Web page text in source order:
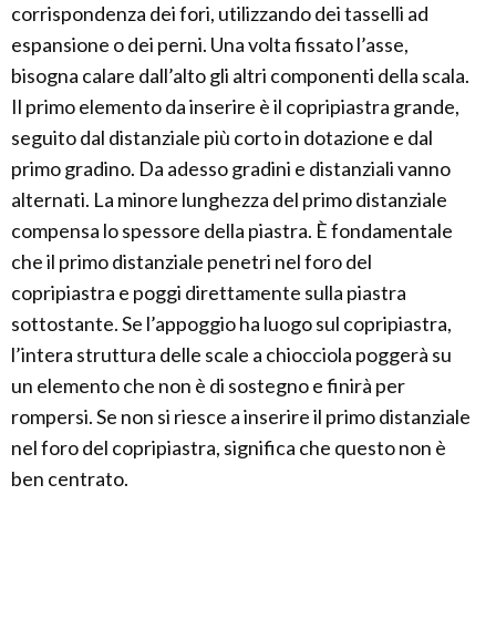
corrispondenza dei fori, utilizzando dei tasselli ad
espansione o dei perni. Una volta fissato l’asse,
bisogna calare dall’alto gli altri componenti della scala.
Il primo elemento da inserire è il copripiastra grande,
seguito dal distanziale più corto in dotazione e dal
primo gradino. Da adesso gradini e distanziali vanno
alternati. La minore lunghezza del primo distanziale
compensa lo spessore della piastra. È fondamentale
che il primo distanziale penetri nel foro del
copripiastra e poggi direttamente sulla piastra
sottostante. Se l’appoggio ha luogo sul copripiastra,
l’intera struttura delle scale a chiocciola poggerà su
un elemento che non è di sostegno e finirà per
rompersi. Se non si riesce a inserire il primo distanziale
nel foro del copripiastra, significa che questo non è
ben centrato.